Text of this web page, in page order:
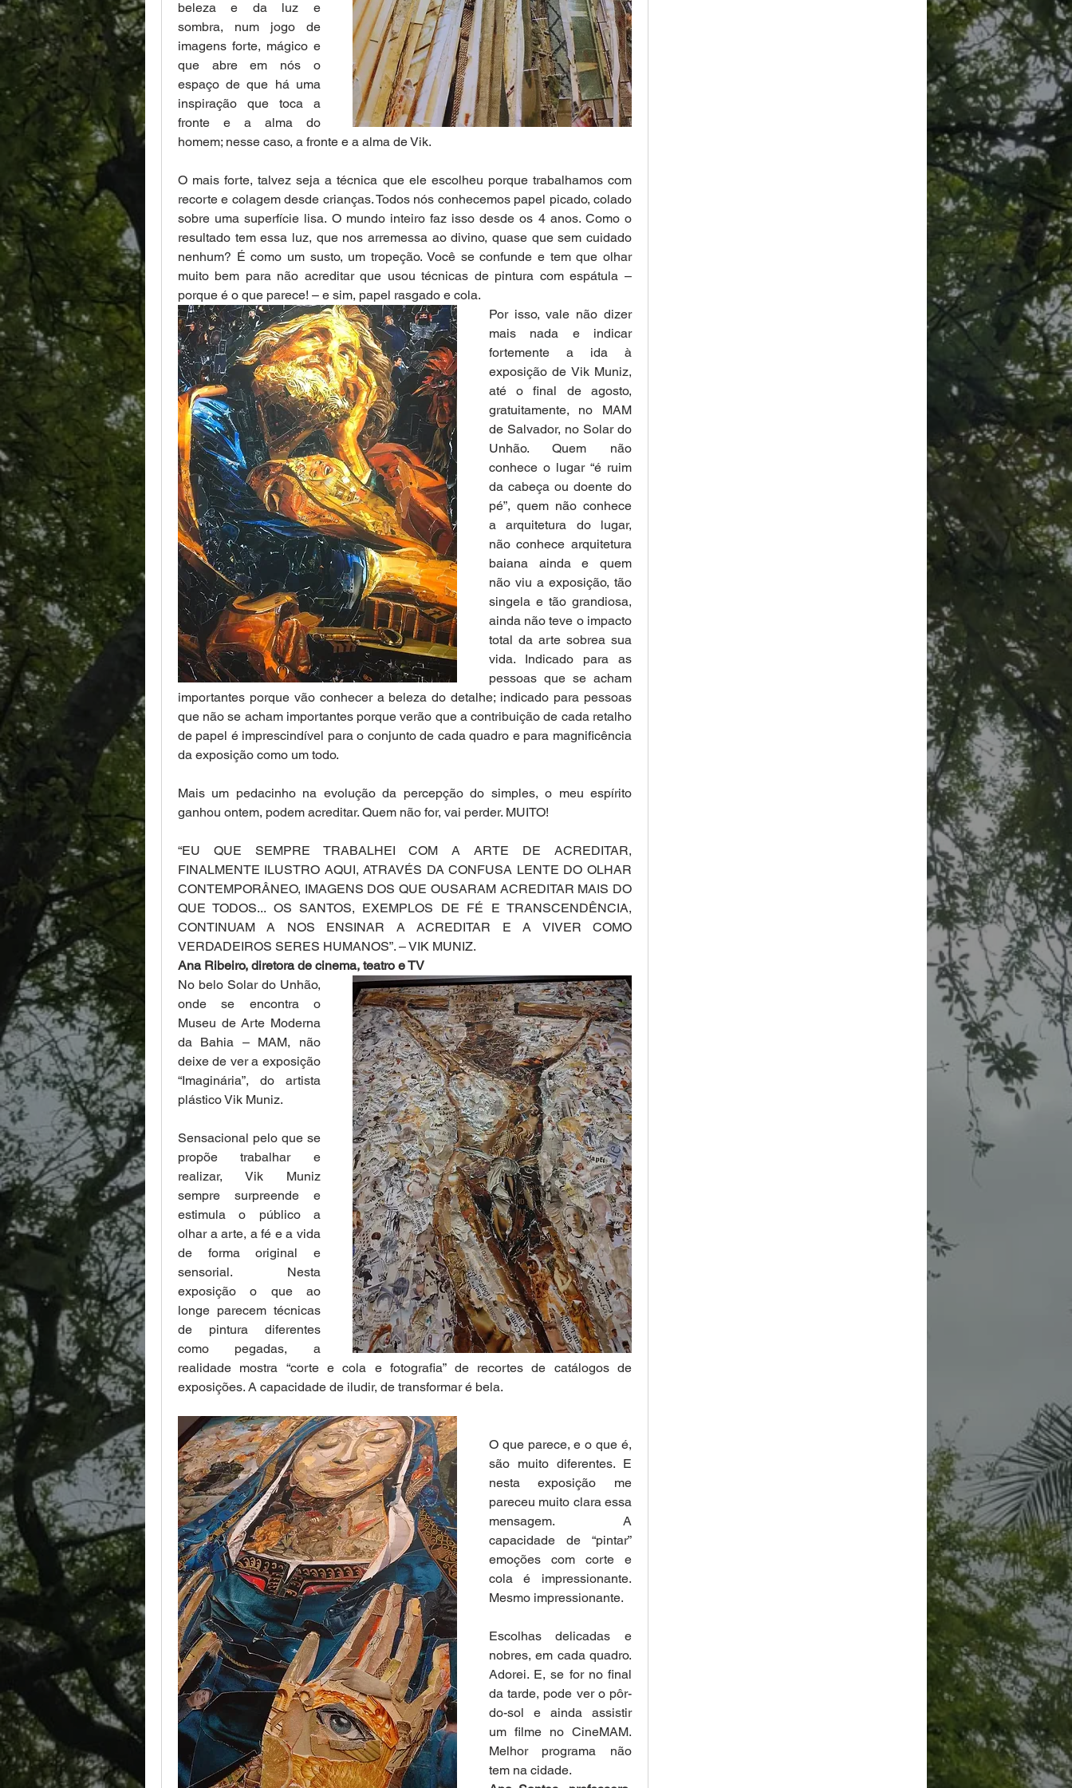
beleza e da luz e
sombra, num jogo de
imagens forte, mágico e
que abre em nós o
espaço de que há uma
inspiração que toca a
fronte e a alma do
homem; nesse caso, a fronte e a alma de Vik.
O mais forte, talvez seja a técnica que ele escolheu porque trabalhamos com
recorte e colagem desde crianças. Todos nós conhecemos papel picado, colado
sobre uma superfície lisa. O mundo inteiro faz isso desde os 4 anos. Como o
resultado tem essa luz, que nos arremessa ao divino, quase que sem cuidado
nenhum? É como um susto, um tropeção. Você se confunde e tem que olhar
muito bem para não acreditar que usou técnicas de pintura com espátula –
porque é o que parece! – e sim, papel rasgado e cola.
Por isso, vale não dizer
mais nada e indicar
fortemente a ida à
exposição de Vik Muniz,
até o final de agosto,
gratuitamente, no MAM
de Salvador, no Solar do
Unhão. Quem não
conhece o lugar “é ruim
da cabeça ou doente do
pé”, quem não conhece
a arquitetura do lugar,
não conhece arquitetura
baiana ainda e quem
não viu a exposição, tão
singela e tão grandiosa,
ainda não teve o impacto
total da arte sobrea sua
vida. Indicado para as
pessoas que se acham
importantes porque vão conhecer a beleza do detalhe; indicado para pessoas
que não se acham importantes porque verão que a contribuição de cada retalho
de papel é imprescindível para o conjunto de cada quadro e para magnificência
da exposição como um todo.
Mais um pedacinho na evolução da percepção do simples, o meu espírito
ganhou ontem, podem acreditar. Quem não for, vai perder. MUITO!
“EU QUE SEMPRE TRABALHEI COM A ARTE DE ACREDITAR,
FINALMENTE ILUSTRO AQUI, ATRAVÉS DA CONFUSA LENTE DO OLHAR
CONTEMPORÂNEO, IMAGENS DOS QUE OUSARAM ACREDITAR MAIS DO
QUE TODOS... OS SANTOS, EXEMPLOS DE FÉ E TRANSCENDÊNCIA,
CONTINUAM A NOS ENSINAR A ACREDITAR E A VIVER COMO
VERDADEIROS SERES HUMANOS”. – VIK MUNIZ.
Ana Ribeiro, diretora de cinema, teatro e TV
No belo Solar do Unhão,
onde se encontra o
Museu de Arte Moderna
da Bahia – MAM, não
deixe de ver a exposição
“Imaginária”, do artista
plástico Vik Muniz.
Sensacional pelo que se
propõe trabalhar e
realizar, Vik Muniz
sempre surpreende e
estimula o público a
olhar a arte, a fé e a vida
de forma original e
sensorial. Nesta
exposição o que ao
longe parecem técnicas
de pintura diferentes
como pegadas, a
realidade mostra “corte e cola e fotografia” de recortes de catálogos de
exposições. A capacidade de iludir, de transformar é bela.
O que parece, e o que é,
são muito diferentes. E
nesta exposição me
pareceu muito clara essa
mensagem. A
capacidade de “pintar”
emoções com corte e
cola é impressionante.
Mesmo impressionante.
Escolhas delicadas e
nobres, em cada quadro.
Adorei. E, se for no final
da tarde, pode ver o pôr-
do-sol e ainda assistir
um filme no CineMAM.
Melhor programa não
tem na cidade.